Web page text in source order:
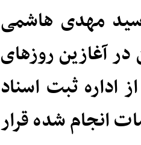
سید مهدی هاشمی
آغازین روزهای
ثبت اسناد
انجام شده قرار